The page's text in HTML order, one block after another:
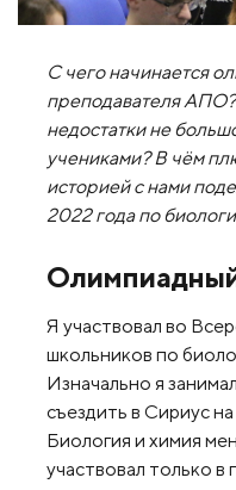
С чего начинается
преподавателя
недостатки не
учениками? В чём
историей с нами
2022 года по
Я участвовал во
школьников по
Изначально я
съездить в Сириус
Биология и химия
участвовал только в